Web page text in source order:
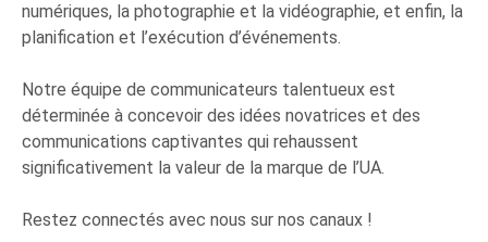
numériques, la photographie et la vidéographie, et enfin, la
planification et l’exécution d’événements.
Notre équipe de communicateurs talentueux est
déterminée à concevoir des idées novatrices et des
communications captivantes qui rehaussent
significativement la valeur de la marque de l’UA.
Restez connectés avec nous sur nos canaux !